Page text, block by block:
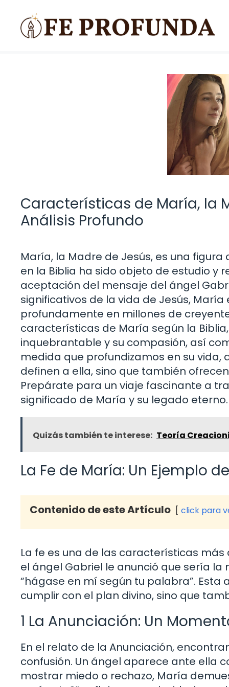
contenido
Características de María, la
Análisis Profundo
María, la Madre de Jesús, es una
en la Biblia ha sido objeto de estudio y
aceptación del mensaje del ángel
significativos de la vida de Jesús,
profundamente en millones de
características de María según la
inquebrantable y su compasión, así
medida que profundizamos en su
definen a ella, sino que también
Prepárate para un viaje fascinante a
significado de María y su legado eterno.
Quizás también te interese: Teoría
La Fe de María: Un Ejemplo
Contenido de este Artículo click para
La fe es una de las características
el ángel Gabriel le anunció que sería
“hágase en mí según tu palabra”.
cumplir con el plan divino, sino que
1 La Anunciación: Un
En el relato de la Anunciación,
confusión. Un ángel aparece ante ella
mostrar miedo o rechazo, María